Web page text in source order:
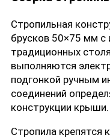
Стропильная
брусков 50×75 мм с
традиционных
выполняются
подгонкой ручным
соединений
конструкции крыши.
Стропила крепятся